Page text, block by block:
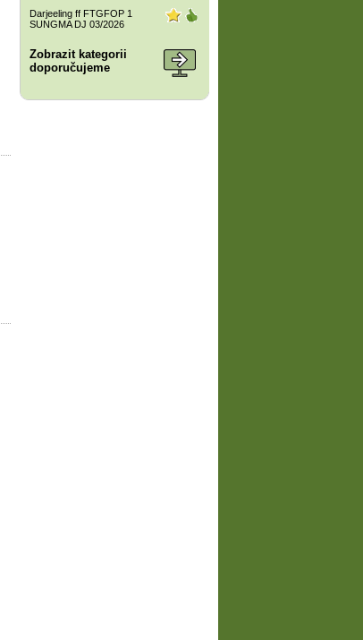
Darjeeling ff FTGFOP 1
SUNGMA DJ 03/2026
Zobrazit kategorii
doporučujeme